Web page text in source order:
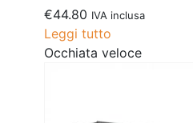
€44.80 IVA inclusa
Leggi tutto
Occhiata veloce